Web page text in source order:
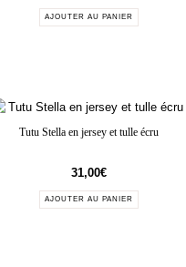
AJOUTER AU PANIER
Tutu Stella en jersey et tulle écru
31,00€
AJOUTER AU PANIER